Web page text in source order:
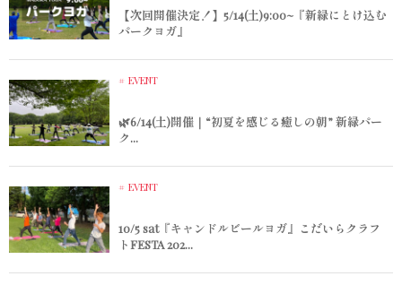
【次回開催決定！】5/14(土)9:00~『新緑にとけ込む
パークヨガ』
EVENT
🌿6/14(土)開催｜“初夏を感じる癒しの朝” 新緑パー
ク...
EVENT
10/5 sat『キャンドルビールヨガ』こだいらクラフ
トFESTA 202...